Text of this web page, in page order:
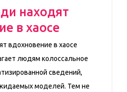
находят
в хаосе
вдохновение в хаосе
людям колоссальное
сведений,
моделей. Тем не